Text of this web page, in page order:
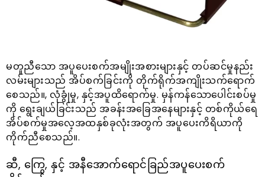
မတူညီသော အပူပေးစက်အမျိုးအစားများနှင့် တပ်ဆင်မှုနည်း
လမ်းများသည် အိပ်စက်ခြင်းကို တိုက်ရိုက်အကျိုးသက်ရောက်
စေသည်။, လုံခွုံမှု, နှင့်အပူထိရောက်မှု. မှန်ကန်သောပေါင်းစပ်မှု
ကို ရွေးချယ်ခြင်းသည် အခန်းအခြေအနေများနှင့် တစ်ကိုယ်ရေ
အိပ်စက်မှုအလေ့အထနှစ်ခုလုံးအတွက် အပူပေးကိရိယာကို
ကိုက်ညီစေသည်။.
ဆီ, ကြွေ, နှင့် အနီအောက်ရောင်ခြည်အပူပေးစက်